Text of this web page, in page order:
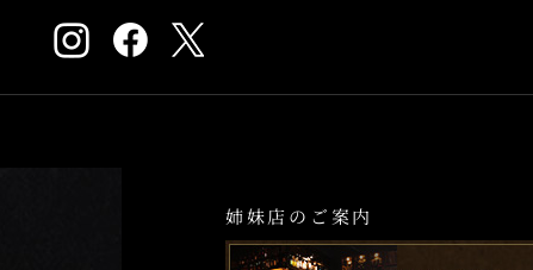
姉妹店のご案内